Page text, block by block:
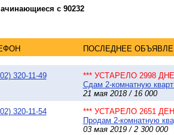
с 90232
ПОСЛЕДНЕЕ
320-11-49
*** УСТАРЕЛО 2998
Сдам 2-комнатную
21 мая 2018 / 16 000
320-11-54
*** УСТАРЕЛО 2651
Продам 2-комнатную
03 мая 2019 / 2 300 000